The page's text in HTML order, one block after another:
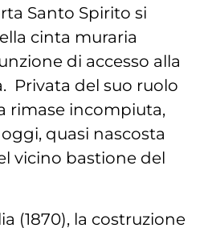
Santo Spirito si
cinta muraria
di accesso alla
Privata del suo ruolo
rimase incompiuta,
quasi nascosta
vicino bastione del
(1870), la costruzione